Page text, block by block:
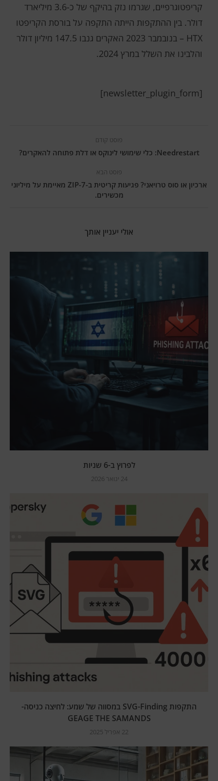
קריפטוגרפיים, שגרמו נזק בהיקף של כ-3.6 מיליארד
דולר. בין ההתקפות הייתה התקפה על בורסת הקריפטו
HTX – בנובמבר 2023 האקרים גנבו 147.5 מיליון דולר
והלבינו את השלל במרץ 2024.
[newsletter_plugin_form]
פוסט קודם
Needrestart: כלי שימושי לינוקס או דלת פתוחה להאקרים?
פוסט הבא
ארכיון או סוס טרויאני? פגיעות קריטית ב-7-ZIP מאיימת על מיליוני
מכשירים.
אולי יעניין אותך
לפרוץ ב-6 שניות
24 ינואר 2026
התקפות SVG-Finding במסווה של שמע: לחיצה כניסה-
GEAGE THE SAMANDS
22 אפריל 2025